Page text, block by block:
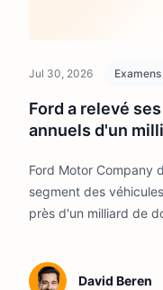
Jul 30, 2026
Ford a relevé
annuels d'un
Ford Motor Company
segment des
près d'un milliard de
David Beren